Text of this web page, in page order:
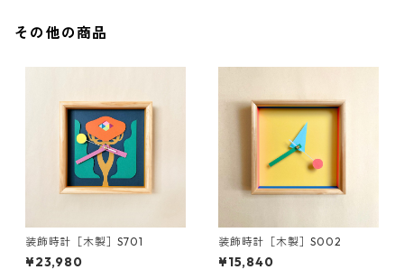
その他の商品
装飾時計［木製］S701
¥23,980
装飾時計［木製］S002
¥15,840